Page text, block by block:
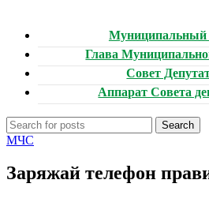
Муниципальный
Глава
Совет
Аппарат Совета
Search
МЧС
Заряжай телефон